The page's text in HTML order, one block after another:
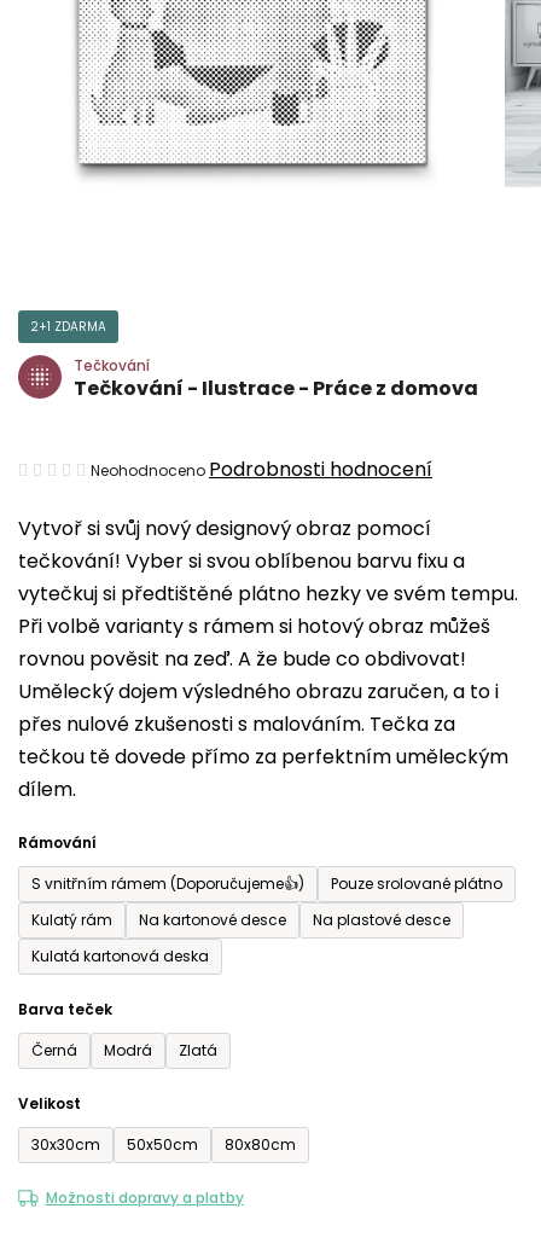
Vytvoř si svůj nový designový obraz pomocí
tečkování! Vyber si svou oblíbenou barvu fixu a
vytečkuj si předtištěné plátno hezky ve svém tempu.
Při volbě varianty s rámem si hotový obraz můžeš
rovnou pověsit na zeď. A že bude co obdivovat!
Umělecký dojem výsledného obrazu zaručen, a to i
přes nulové zkušenosti s malováním. Tečka za
tečkou tě dovede přímo za perfektním uměleckým
dílem.
Rámování
S vnitřním rámem (Doporučujeme👍)
Pouze srolované plátno
Kulatý rám
Na kartonové desce
Na plastové desce
Kulatá kartonová deska
Barva teček
Černá
Modrá Zlatá
Velikost
30x30cm
50x50cm 80x80cm
Možnosti dopravy a platby
2+1 ZDARMA
Tečkování
Tečkování - Ilustrace - Práce z domova
Průměrné
produktu
je
0,0
z
5
hvězdiček.
Neohodnoceno Podrobnosti hodnocení